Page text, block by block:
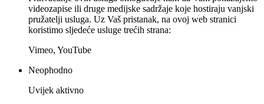
videozapise ili druge medijske sadržaje koje hostiraju vanjski
pružatelji usluga. Uz Vaš pristanak, na ovoj web stranici
koristimo sljedeće usluge trećih strana:
Vimeo, YouTube
Neophodno
Uvijek aktivno